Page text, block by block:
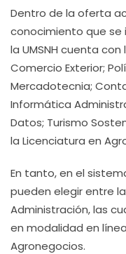
Dentro de la oferta
conocimiento que se
la UMSNH cuenta
Comercio Exterior;
Mercadotecnia;
Informática
Datos; Turismo
la Licenciatura en
En tanto, en el
pueden elegir entre
Administración, las
en modalidad en
Agronegocios.